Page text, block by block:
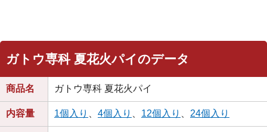
ガトウ専科 夏花火パイのデータ
商品名 ガトウ専科 夏花火パイ
内容量 1個入り 4個入り 12個入り 24個入り